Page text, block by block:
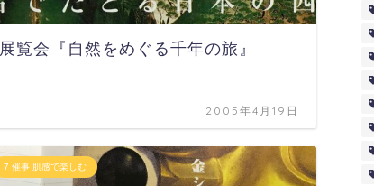
展覧会『自然をめぐる千年の旅』
2005年4月19日
7 催事 肌感で楽しむ